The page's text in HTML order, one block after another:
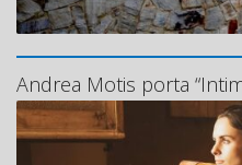
Andrea Motis porta